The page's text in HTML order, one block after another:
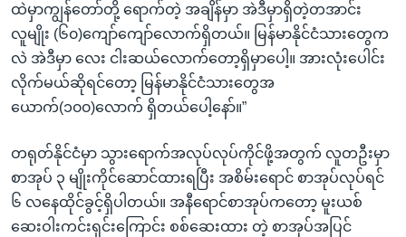
ထဲမှာကျွန်တော်တို့ ရောက်တဲ့ အချိန်မှာ အဲဒီမှာရှိတဲ့တအာင်း
လူမျိုး (၆၀)ကျော်ကျော်လောက်ရှိတယ်။ မြန်မာနိုင်ငံသားတွေက
လဲ အဲဒီမှာ လေး ငါးဆယ်လောက်တော့ရှိမှာပေါ့။ အားလုံးပေါင်း
လိုက်မယ်ဆိုရင်တော့ မြန်မာနိုင်ငံသားတွေအ
ယောက်(၁၀၀)လောက် ရှိတယ်ပေါ့နော်။”
တရုတ်နိုင်ငံမှာ သွားရောက်အလုပ်လုပ်ကိုင်ဖို့အတွက် လူတဦးမှာ
စာအုပ် ၃ မျိုးကိုင်ဆောင်ထားရပြီး အစိမ်းရောင် စာအုပ်လုပ်ရင်
၆ လနေထိုင်ခွင့်ရှိပါတယ်။ အနီရောင်စာအုပ်ကတော့ မူးယစ်
ဆေးဝါးကင်းရှင်းကြောင်း စစ်ဆေးထား တဲ့ စာအုပ်အပြင်